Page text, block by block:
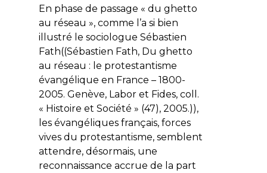
En phase de passage « du ghetto
au réseau », comme l’a si bien
illustré le sociologue Sébastien
Fath((Sébastien Fath, Du ghetto
au réseau : le protestantisme
évangélique en France – 1800-
2005. Genève, Labor et Fides, coll.
« Histoire et Société » (47), 2005.)),
les évangéliques français, forces
vives du protestantisme, semblent
attendre, désormais, une
reconnaissance accrue de la part